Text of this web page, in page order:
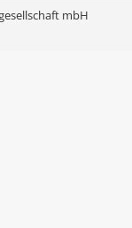
mbH